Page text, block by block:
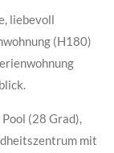
liebevoll
(H180)
(28 Grad),
mit